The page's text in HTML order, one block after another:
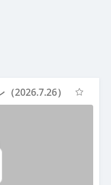
（2026.7.26）